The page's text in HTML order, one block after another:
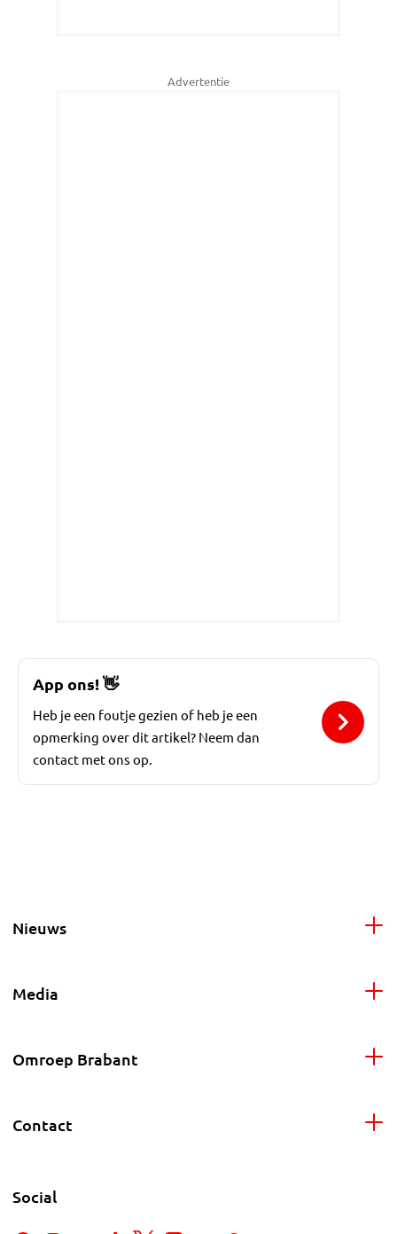
Advertentie
App ons!👋
Heb je een foutje gezien of heb je een
opmerking over dit artikel? Neem dan
contact met ons op.
Nieuws
Media
Omroep Brabant
Contact
Social